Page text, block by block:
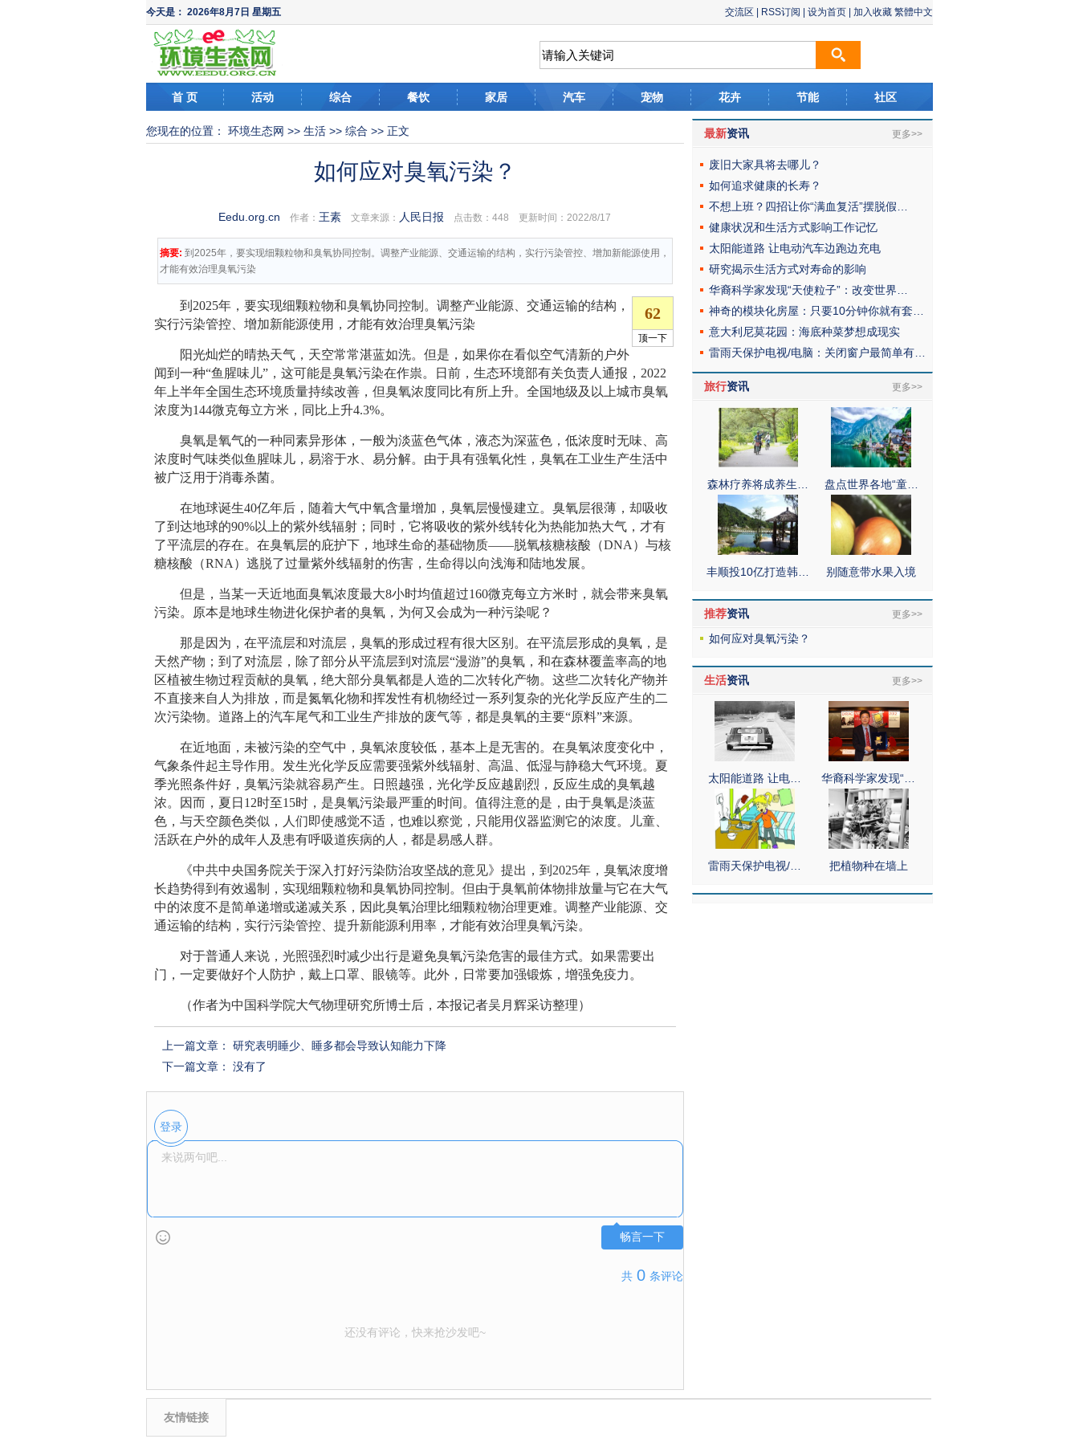
今天是： 2026年8月7日 星期五 交流区 RSS订阅 设为首页 加入收藏 繁體中文
首 页 活动 综合 餐饮 家居 汽车 宠物 花卉 节能 社区
您现在的位置： 环境生态网 >> 生活 >> 综合 >> 正文
如何应对臭氧污染？
Eedu.org.cn 作者：王素 文章来源： 人民日报 点击数：448 更新时间：2022/8/17
摘要: 到2025年，要实现细颗粒物和臭氧协同控制。调整产业能源、交通运输的结构，实行污染管控、增加新能源使用，
才能有效治理臭氧污染
到2025年，要实现细颗粒物和臭氧协同控制。调整产业能源、交通运输的结构，
实行污染管控、增加新能源使用，才能有效治理臭氧污染
阳光灿烂的晴热天气，天空常常湛蓝如洗。但是，如果你在看似空气清新的户外
闻到一种“鱼腥味儿”，这可能是臭氧污染在作祟。日前，生态环境部有关负责人通报，2022
年上半年全国生态环境质量持续改善，但臭氧浓度同比有所上升。全国地级及以上城市臭氧
浓度为144微克每立方米，同比上升4.3%。
臭氧是氧气的一种同素异形体，一般为淡蓝色气体，液态为深蓝色，低浓度时无味、高
浓度时气味类似鱼腥味儿，易溶于水、易分解。由于具有强氧化性，臭氧在工业生产生活中
被广泛用于消毒杀菌。
在地球诞生40亿年后，随着大气中氧含量增加，臭氧层慢慢建立。臭氧层很薄，却吸收
了到达地球的90%以上的紫外线辐射；同时，它将吸收的紫外线转化为热能加热大气，才有
了平流层的存在。在臭氧层的庇护下，地球生命的基础物质——脱氧核糖核酸（DNA）与核
糖核酸（RNA）逃脱了过量紫外线辐射的伤害，生命得以向浅海和陆地发展。
但是，当某一天近地面臭氧浓度最大8小时均值超过160微克每立方米时，就会带来臭氧
污染。原本是地球生物进化保护者的臭氧，为何又会成为一种污染呢？
那是因为，在平流层和对流层，臭氧的形成过程有很大区别。在平流层形成的臭氧，是
天然产物；到了对流层，除了部分从平流层到对流层“漫游”的臭氧，和在森林覆盖率高的地
区植被生物过程贡献的臭氧，绝大部分臭氧都是人造的二次转化产物。这些二次转化产物并
不直接来自人为排放，而是氮氧化物和挥发性有机物经过一系列复杂的光化学反应产生的二
次污染物。道路上的汽车尾气和工业生产排放的废气等，都是臭氧的主要“原料”来源。
在近地面，未被污染的空气中，臭氧浓度较低，基本上是无害的。在臭氧浓度变化中，
气象条件起主导作用。发生光化学反应需要强紫外线辐射、高温、低湿与静稳大气环境。夏
季光照条件好，臭氧污染就容易产生。日照越强，光化学反应越剧烈，反应生成的臭氧越
浓。因而，夏日12时至15时，是臭氧污染最严重的时间。值得注意的是，由于臭氧是淡蓝
色，与天空颜色类似，人们即使感觉不适，也难以察觉，只能用仪器监测它的浓度。儿童、
活跃在户外的成年人及患有呼吸道疾病的人，都是易感人群。
《中共中央国务院关于深入打好污染防治攻坚战的意见》提出，到2025年，臭氧浓度增
长趋势得到有效遏制，实现细颗粒物和臭氧协同控制。但由于臭氧前体物排放量与它在大气
中的浓度不是简单递增或递减关系，因此臭氧治理比细颗粒物治理更难。调整产业能源、交
通运输的结构，实行污染管控、提升新能源利用率，才能有效治理臭氧污染。
对于普通人来说，光照强烈时减少出行是避免臭氧污染危害的最佳方式。如果需要出
门，一定要做好个人防护，戴上口罩、眼镜等。此外，日常要加强锻炼，增强免疫力。
（作者为中国科学院大气物理研究所博士后，本报记者吴月辉采访整理）
上一篇文章：研究表明睡少、睡多都会导致认知能力下降
下一篇文章： 没有了
登录
畅言一下
共 0 条评论
还没有评论，快来抢沙发吧~
最新资讯 更多>>
废旧大家具将去哪儿？
如何追求健康的长寿？
不想上班？四招让你“满血复活”摆脱假…
健康状况和生活方式影响工作记忆
太阳能道路 让电动汽车边跑边充电
研究揭示生活方式对寿命的影响
华裔科学家发现“天使粒子”：改变世界…
神奇的模块化房屋：只要10分钟你就有套…
意大利尼莫花园：海底种菜梦想成现实
雷雨天保护电视/电脑：关闭窗户最简单有…
旅行资讯 更多>>
森林疗养将成养生… 盘点世界各地“童…
丰顺投10亿打造韩… 别随意带水果入境
推荐资讯 更多>>
如何应对臭氧污染？
生活资讯 更多>>
太阳能道路 让电… 华裔科学家发现“…
雷雨天保护电视/… 把植物种在墙上
友情链接